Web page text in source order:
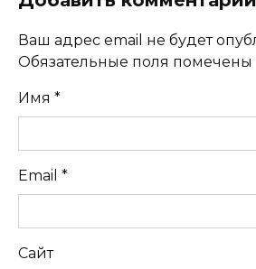
Ваш адрес email не будет
Обязательные поля помечены
Имя *
Email *
Сайт